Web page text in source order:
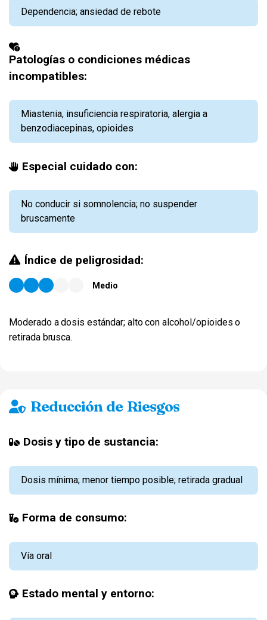
Dependencia; ansiedad de rebote
Patologías o condiciones médicas
incompatibles:
Miastenia, insuficiencia respiratoria, alergia a
benzodiacepinas, opioides
Especial cuidado con:
No conducir si somnolencia; no suspender
bruscamente
Índice de peligrosidad:
Medio
Moderado a dosis estándar; alto con alcohol/opioides o
retirada brusca.
Reducción de Riesgos
Dosis y tipo de sustancia:
Dosis mínima; menor tiempo posible; retirada gradual
Forma de consumo:
Vía oral
Estado mental y entorno: